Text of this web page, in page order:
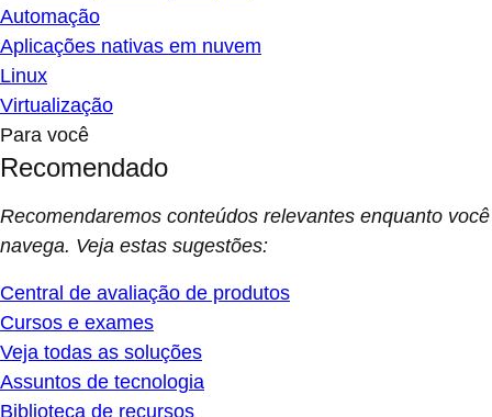
Automação
Aplicações nativas em nuvem
Linux
Virtualização
Para você
Recomendado
Recomendaremos conteúdos relevantes enquanto você
navega. Veja estas sugestões:
Central de avaliação de produtos
Cursos e exames
Veja todas as soluções
Assuntos de tecnologia
Biblioteca de recursos